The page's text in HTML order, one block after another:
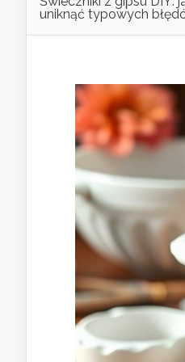
uniknąć typowych